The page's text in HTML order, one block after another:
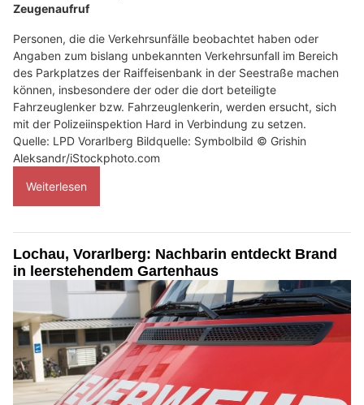
Zeugenaufruf
Personen, die die Verkehrsunfälle beobachtet haben oder
Angaben zum bislang unbekannten Verkehrsunfall im Bereich
des Parkplatzes der Raiffeisenbank in der Seestraße machen
können, insbesondere der oder die dort beteiligte
Fahrzeuglenker bzw. Fahrzeuglenkerin, werden ersucht, sich
mit der Polizeiinspektion Hard in Verbindung zu setzen.
Quelle: LPD Vorarlberg Bildquelle: Symbolbild © Grishin
Aleksandr/iStockphoto.com
Weiterlesen
Lochau, Vorarlberg: Nachbarin entdeckt Brand
in leerstehendem Gartenhaus